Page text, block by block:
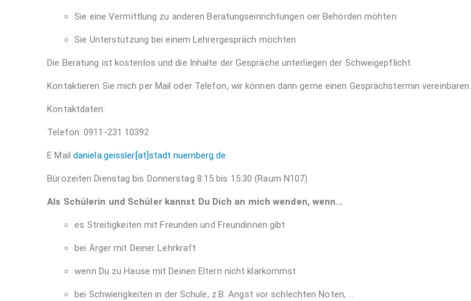
Sie eine Vermittlung zu anderen Beratungseinrichtungen oer Behörden möhten
Sie Unterstützung bei einem Lehrergespräch möchten
Die Beratung ist kostenlos und die Inhalte der Gespräche unterliegen der Schweigepflicht.
Kontaktieren Sie mich per Mail oder Telefon, wir können dann gerne einen Gesprächstermin vereinbaren.
Kontaktdaten:
Telefon: 0911-231 10392
E Mail daniela.geissler[at]stadt.nuernberg.de
Bürozeiten Dienstag bis Donnerstag 8:15 bis 15:30 (Raum N107)
Als Schülerin und Schüler kannst Du Dich an mich wenden, wenn…
es Streitigkeiten mit Freunden und Freundinnen gibt
bei Ärger mit Deiner Lehrkraft
wenn Du zu Hause mit Deinen Eltern nicht klarkommst
bei Schwierigkeiten in der Schule, z.B. Angst vor schlechten Noten, …